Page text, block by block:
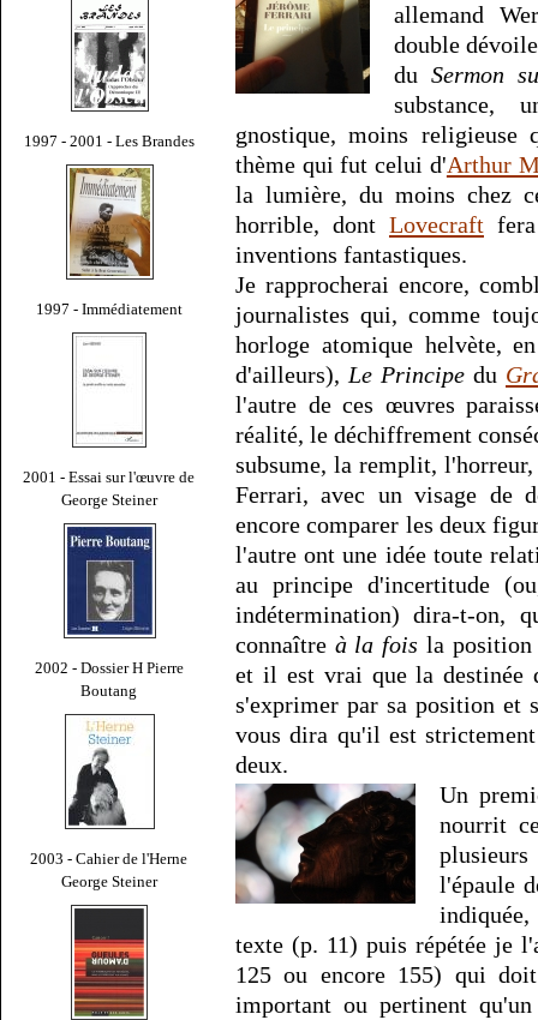
1997 - 2001 - Les Brandes
1997 - Immédiatement
2001 - Essai sur l'œuvre de
George Steiner
2002 - Dossier H Pierre
Boutang
2003 - Cahier de l'Herne
George Steiner
allemand
double
duSermon
substance,
gnostique, moins religieuse
thème qui fut celui d'Arthur
la lumière, du moins chez
horrible, dont Lovecraftfera
inventions fantastiques.
Je rapprocherai encore,
journalistes qui, comme
horloge atomique helvète,
d'ailleurs), Le Principe du
l'autre de ces œuvres
réalité, le déchiffrement
subsume, la remplit,
Ferrari, avec un visage de
encore comparer les deux
l'autre ont une idée toute
au principe d'incertitude
indétermination) dira-t-on,
connaître à la fois la position
et il est vrai que la destinée
s'exprimer par sa position et
vous dira qu'il est
deux.
Un
nourrit
l'épaule
texte (p. 11) puis répétée je
125 ou encore 155) qui
important ou pertinent